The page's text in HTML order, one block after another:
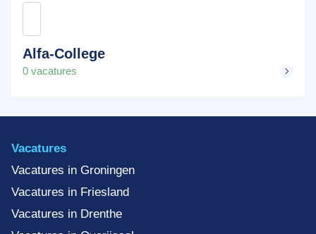
Alfa-College
0 vacatures
Vacatures
Vacatures in Groningen
Vacatures in Friesland
Vacatures in Drenthe